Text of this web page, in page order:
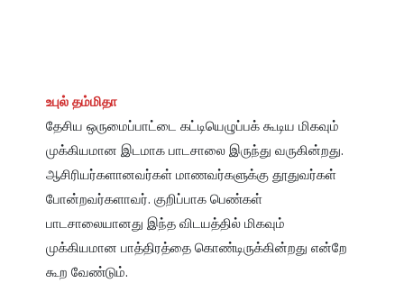
உபுல் தம்மிதா
தேசிய ஒருமைப்பாட்டை கட்டியெழுப்பக் கூடிய மிகவும்
முக்கியமான இடமாக பாடசாலை இருந்து வருகின்றது.
ஆசிரியர்களானவர்கள் மாணவர்களுக்கு தூதுவர்கள்
போன்றவர்களாவர். குறிப்பாக பெண்கள்
பாடசாலையானது இந்த விடயத்தில் மிகவும்
முக்கியமான பாத்திரத்தை கொண்டிருக்கின்றது என்றே
கூற வேண்டும்.